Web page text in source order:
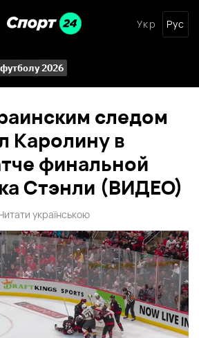
Укр Рус
2026
следом
Каролину в
финальной
Стэнли (ВИДЕО)
українською